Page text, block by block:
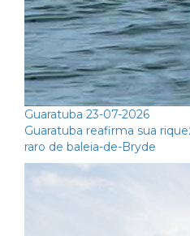
Guaratuba 23-07-2026
Guaratuba reafirma sua
raro de baleia-de-Bryde